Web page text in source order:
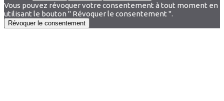
Vous pouvez révoquer votre consentement à tout moment en
utilisant le bouton " Révoquer le consentement ".
Révoquer le consentement